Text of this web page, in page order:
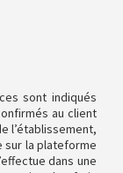
sont indiqués
au client
l’établissement,
sur la plateforme
dans une